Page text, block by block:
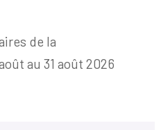
de la
au 31 août 2026